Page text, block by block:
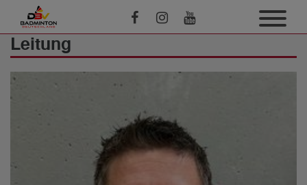
Leitung